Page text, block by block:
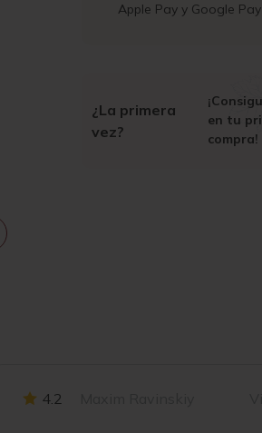
Apple Pay y Google Pay
¿La primera
vez?
en tu
compra!
4.2